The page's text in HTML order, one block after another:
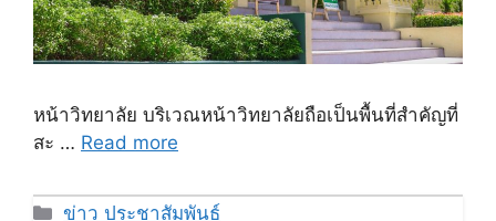
หน้าวิทยาลัย บริเวณหน้าวิทยาลัยถือเป็นพื้นที่สำคัญที่
สะ … Read more
Categories
ข่าว ประชาสัมพันธ์